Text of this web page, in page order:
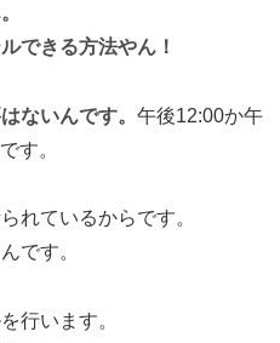
できる方法やん！
ないんです。 午後12:00か午
す。
れているからです。
です。
行います。